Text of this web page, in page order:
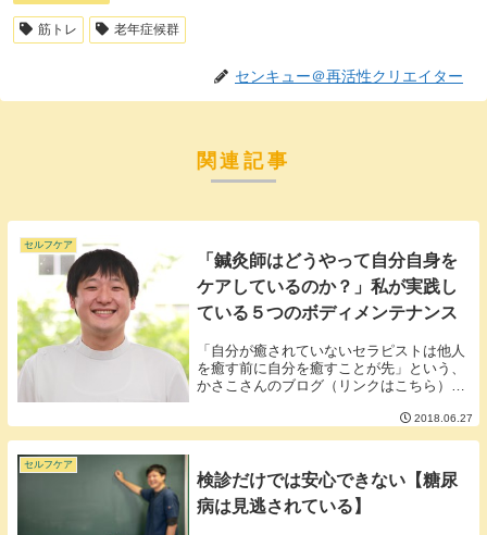
筋トレ 老年症候群
センキュー＠再活性クリエイター
関連記事
セルフケア
「鍼灸師はどうやって自分自身を
ケアしているのか？」私が実践し
ている５つのボディメンテナンス
「自分が癒されていないセラピストは他人
を癒す前に自分を癒すことが先」という、
かさこさんのブログ（リンクはこちら）ご
る職業の人自身の体が壊れていては顔が立
たないですから。というわけで、今回は私
2018.06.27
セルフケア
検診だけでは安心できない【糖尿
病は見逃されている】